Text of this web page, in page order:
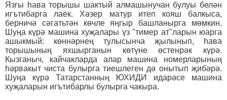
Язгы һава торышы шактый алмашынучан булуы белән
игътибарга лаек. Хәзер матур итеп кояш балкыса,
берничә сәгатьтән көчле яңгыр башланырга мөмкин.
Шуңа күрә машина хуҗалары үз "тимер ат"ларын юарга
ашыкмый: көннәрнең тулысынча җылынып, һава
торышының яхшырганын көтүне өстенрәк күрә.
Кызганыч, кайчакларда алар машина номерларының
һәрвакыт чиста булырга тиешлеген дә онытып җибәрә.
Шуңа күрә Татарстанның ЮХИДИ идарәсе машина
хуҗаларын игътибарлы булырга чакыра.